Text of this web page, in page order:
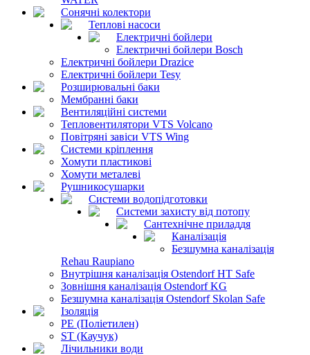
Сонячні колектори
Теплові насоси
Електричні бойлери
Електричні бойлери Bosch
Електричні бойлери Drazice
Електричні бойлери Tesy
Розширювальні баки
Мембранні баки
Вентиляційні системи
Тепловентилятори VTS Volcano
Повітряні завіси VTS Wing
Системи кріплення
Хомути пластикові
Хомути металеві
Рушникосушарки
Системи водопідготовки
Системи захисту від потопу
Сантехнічне приладдя
Каналізація
Безшумна каналізація
Rehau Raupiano
Внутрішня каналізація Ostendorf HT Safe
Зовнішня каналізація Ostendorf KG
Безшумна каналізація Ostendorf Skolan Safe
Ізоляція
PE (Поліетилен)
ST (Каучук)
Лічильники води